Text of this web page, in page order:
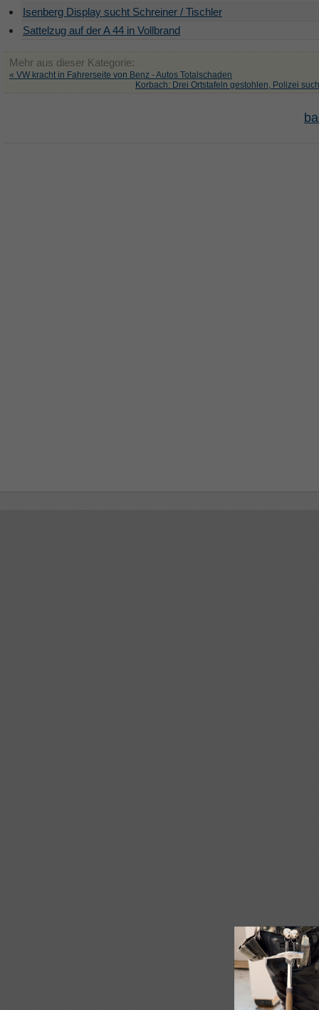
Isenberg Display sucht Schreiner / Tischler
Sattelzug auf der A 44 in Vollbrand
Mehr aus dieser Kategorie:
« VW kracht in Fahrerseite von Benz - Autos Totalschaden
Korbach: Drei Ortstafeln gestohlen, Polizei